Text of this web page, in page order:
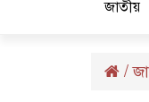
জাতীয়
/